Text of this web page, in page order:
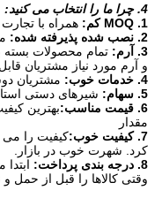
4. چرا ما را انتخاب می کنید:
1. MOQ کم:
همراه با تجارت
2. نصب شده پذیرفته شده:
ما
3. آرم:
تمام محصولات بسته
و آرم مورد نیاز مشتریان
4. خدمات خوب:
مشتریان
5. سهام:
شیرهای دستی
6. قیمت مناسب:
بهترین
مقدار
7. کیفیت خوب:
کرد. شهرت خوب در بازار.
8. درجه بندی پرداخت:
وقتی کالاها را قبل از حمل و نقل تمام کردیم